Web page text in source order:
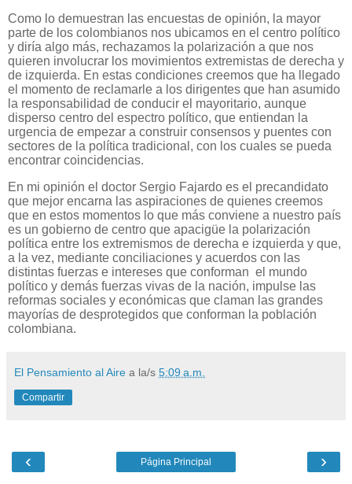
Como lo demuestran las encuestas de opinión, la mayor
parte de los colombianos nos ubicamos en el centro político
y diría algo más, rechazamos la polarización a que nos
quieren involucrar los movimientos extremistas de derecha y
de izquierda. En estas condiciones creemos que ha llegado
el momento de reclamarle a los dirigentes que han asumido
la responsabilidad de conducir el mayoritario, aunque
disperso centro del espectro político, que entiendan la
urgencia de empezar a construir consensos y puentes con
sectores de la política tradicional, con los cuales se pueda
encontrar coincidencias.
En mi opinión el doctor Sergio Fajardo es el precandidato
que mejor encarna las aspiraciones de quienes creemos
que en estos momentos lo que más conviene a nuestro país
es un gobierno de centro que apacigüe la polarización
política entre los extremismos de derecha e izquierda y que,
a la vez, mediante conciliaciones y acuerdos con las
distintas fuerzas e intereses que conforman el mundo
político y demás fuerzas vivas de la nación, impulse las
reformas sociales y económicas que claman las grandes
mayorías de desprotegidos que conforman la población
colombiana.
El Pensamiento al Aire a la/s 5:09 a.m.
Compartir
‹ ›
Página Principal